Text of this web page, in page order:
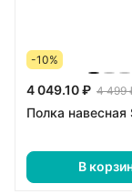
-10%
4 049.10 ₽ 4 499
Полка навесная
В